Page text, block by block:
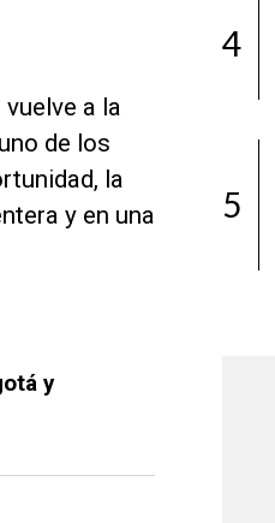
a la
de los
la
y en una
y
4
5